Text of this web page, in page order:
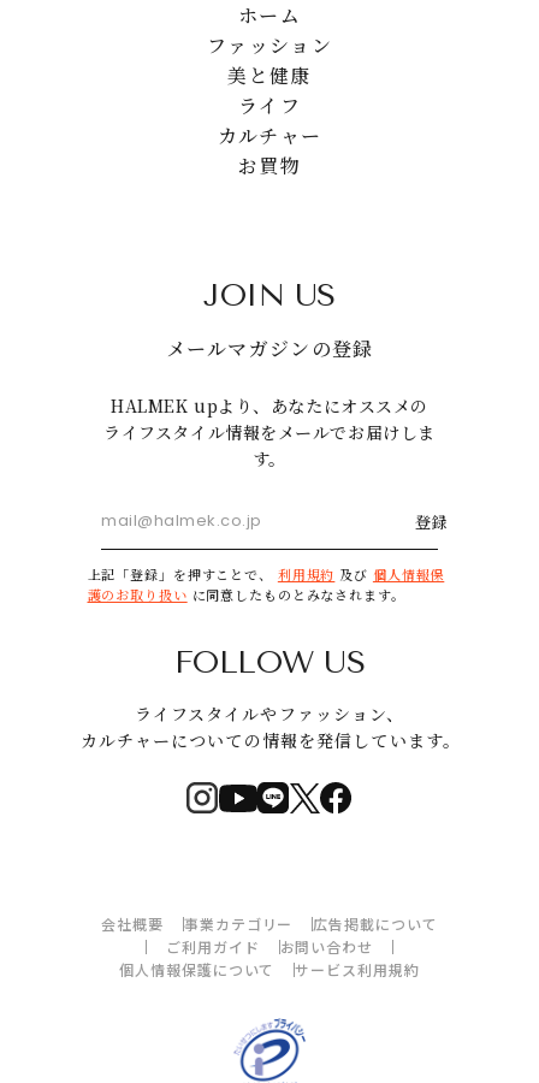
ホーム
ファッション
美と健康
ライフ
カルチャー
お買物
JOIN US
メールマガジンの登録
HALMEK upより、あなたにオススメの
ライフスタイル情報をメールでお届けしま
す。
登録
上記「登録」を押すことで、 利用規約 及び 個人情報保
護のお取り扱い に同意したものとみなされます。
FOLLOW US
ライフスタイルやファッション、
カルチャーについての情報を発信しています。
会社概要 事業カテゴリー
広告掲載について
ご利用ガイド
お問い合わせ
個人情報保護について
サービス利用規約